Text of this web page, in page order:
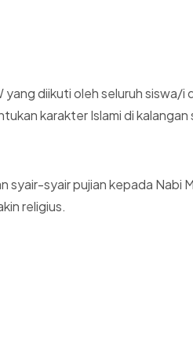
diikuti oleh seluruh siswa/i
karakter Islami di
syair pujian kepada Nabi
religius.